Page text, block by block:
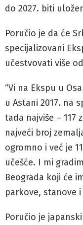
do 2027. biti
Poručio je da će
specijalizovani
učestvovati više
“Vi na Ekspu u
u Astani 2017. na
tada najviše – 117
najveći broj
ogromno i već je
učešće. I mi
Beograda koji će
parkove, stanove
Poručio je